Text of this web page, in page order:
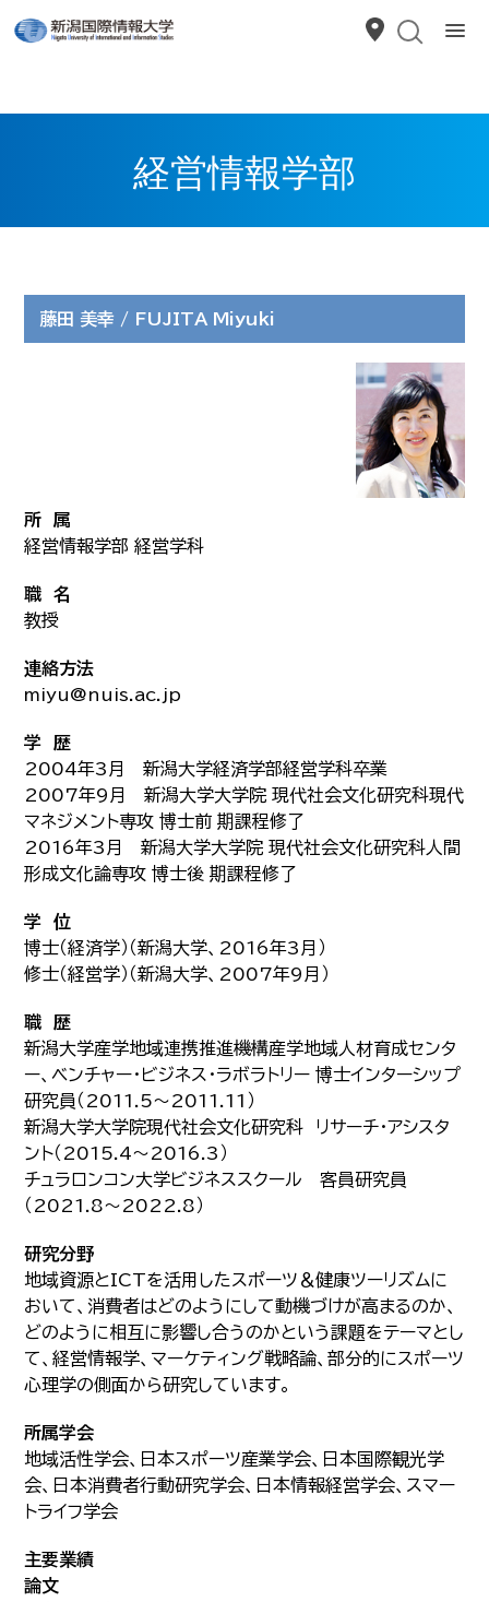
経営情報学部
藤田 美幸 / FUJITA Miyuki
所 属
経営情報学部 経営学科
職 名
教授
連絡方法
miyu@nuis.ac.jp
学 歴
2004年3月 新潟大学経済学部経営学科卒業
2007年9月 新潟大学大学院 現代社会文化研究科現代
マネジメント専攻 博士前 期課程修了
2016年3月 新潟大学大学院 現代社会文化研究科人間
形成文化論専攻 博士後 期課程修了
学 位
博士（経済学）（新潟大学、2016年3月）
修士（経営学）（新潟大学、2007年9月）
職 歴
新潟大学産学地域連携推進機構産学地域人材育成センタ
ー、ベンチャー・ビジネス・ラボラトリー 博士インターシップ
研究員（2011.5～2011.11）
新潟大学大学院現代社会文化研究科 リサーチ・アシスタ
ント（2015.4～2016.3）
チュラロンコン大学ビジネススクール 客員研究員
（2021.8～2022.8）
研究分野
地域資源とICTを活用したスポーツ＆健康ツーリズムに
おいて、消費者はどのようにして動機づけが高まるのか、
どのように相互に影響し合うのかという課題をテーマとし
て、経営情報学、マーケティング戦略論、部分的にスポーツ
心理学の側面から研究しています。
所属学会
地域活性学会、日本スポーツ産業学会、日本国際観光学
会、日本消費者行動研究学会、日本情報経営学会、スマー
トライフ学会
主要業績
論文